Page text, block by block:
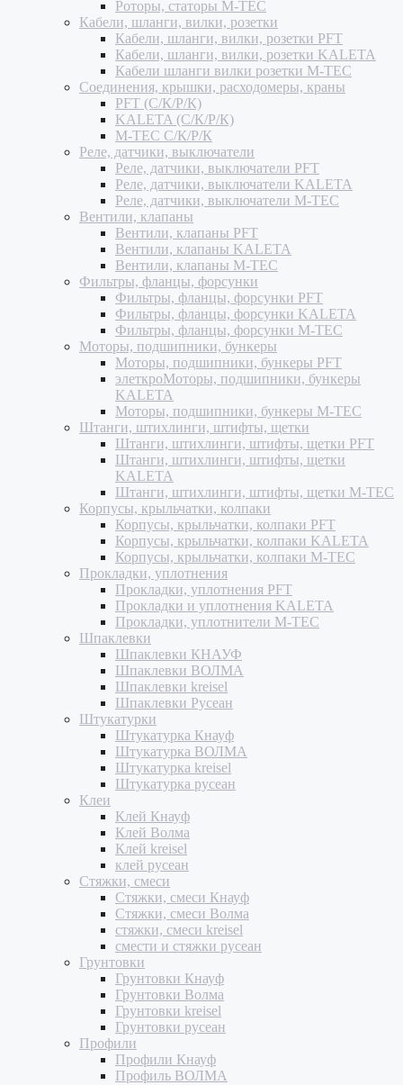
Роторы, статоры M-TEC
Кабели, шланги, вилки, розетки
Кабели, шланги, вилки, розетки PFT
Кабели, шланги, вилки, розетки KALETA
Кабели шланги вилки розетки M-TEC
Соединения, крышки, расходомеры, краны
PFT (С/К/Р/К)
KALETA (С/К/Р/К)
M-TEC С/К/Р/К
Реле, датчики, выключатели
Реле, датчики, выключатели PFT
Реле, датчики, выключатели KALETA
Реле, датчики, выключатели M-TEC
Вентили, клапаны
Вентили, клапаны PFT
Вентили, клапаны KALETA
Вентили, клапаны M-TEC
Фильтры, фланцы, форсунки
Фильтры, фланцы, форсунки PFT
Фильтры, фланцы, форсунки KALETA
Фильтры, фланцы, форсунки M-TEC
Моторы, подшипники, бункеры
Моторы, подшипники, бункеры PFT
элеткроМоторы, подшипники, бункеры
KALETA
Моторы, подшипники, бункеры M-TEC
Штанги, штихлинги, штифты, щетки
Штанги, штихлинги, штифты, щетки PFT
Штанги, штихлинги, штифты, щетки
KALETA
Штанги, штихлинги, штифты, щетки M-TEC
Корпусы, крыльчатки, колпаки
Корпусы, крыльчатки, колпаки PFT
Корпусы, крыльчатки, колпаки KALETA
Корпусы, крыльчатки, колпаки M-TEC
Прокладки, уплотнения
Прокладки, уплотнения PFT
Прокладки и уплотнения KALETA
Прокладки, уплотнители M-TEC
Шпаклевки
Шпаклевки КНАУФ
Шпаклевки ВОЛМА
Шпаклевки kreisel
Шпаклевки Русеан
Штукатурки
Штукатурка Кнауф
Штукатурка ВОЛМА
Штукатурка kreisel
Штукатурка русеан
Клеи
Клей Кнауф
Клей Волма
Клей kreisel
клей русеан
Стяжки, смеси
Стяжки, смеси Кнауф
Стяжки, смеси Волма
стяжки, смеси kreisel
смести и стяжки русеан
Грунтовки
Грунтовки Кнауф
Грунтовки Волма
Грунтовки kreisel
Грунтовки русеан
Профили
Профили Кнауф
Профиль ВОЛМА